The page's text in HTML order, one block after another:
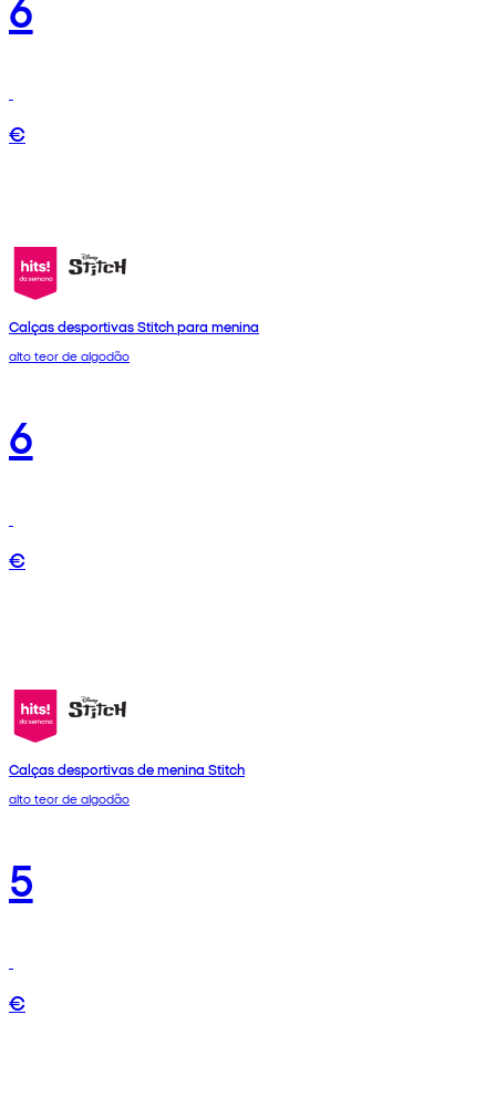
€
Calças desportivas Stitch para menina
alto teor de algodão
6
€
Calças desportivas de menina Stitch
alto teor de algodão
5
€